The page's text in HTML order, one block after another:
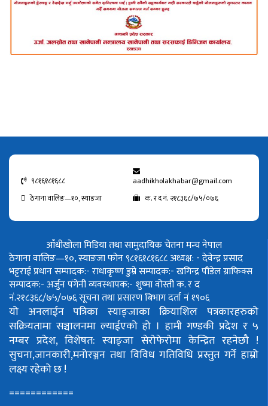
९८१६१८१६८८
aadhikholakhabar@gmail.com
ठेगाना वालिङ—१०, स्याङजा
क. र द नं. २१८३६८/७५/०७६
आँधीखोला मिडिया तथा सामुदायिक चेतना मन्च नेपाल
ठेगाना वालिङ—१०, स्याङजा फोन ९८१६१८१६८८अध्यक्ष: - देवेन्द्र प्रसाद
भट्टराईप्रधान सम्पादक:- राधाकृष्ण डुम्रेसम्पादक:- खगिन्द्र पौडेलग्राफिक्स
सम्पादक:- अर्जुन पंगेनीव्यवस्थापक:- शुष्मा वोस्तीक. र द
नं.२१८३६८/७५/०७६सूचना तथा प्रसारण बिभाग दर्ता नं १९०६
यो अनलाईन पत्रिका स्याङ्जाका क्रियाशिल पत्रकारहरुको
सक्रियतामा सञ्चालनमा ल्याईएको हो । हामी गण्डकी प्रदेश र ५
नम्बर प्रदेश, विशेषत: स्याङ्जा सेरोफेरोमा केन्द्रित रहनेछौ !
सुचना,जानकारी,मनोरञ्जन तथा विविध गतिविधि प्रस्तुत गर्ने हाम्रो
लक्ष्य रहेको छ !
============